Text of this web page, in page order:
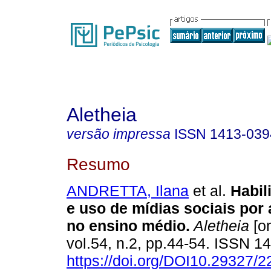
Aletheia
versão impressa ISSN 1413-
Resumo
ANDRETTA, Ilana et al.
e uso de mídias sociais por
no ensino médio. Aletheia
vol.54, n.2, pp.44-54. ISSN
https://doi.org/DOI10.29327/